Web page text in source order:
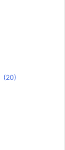
(20)